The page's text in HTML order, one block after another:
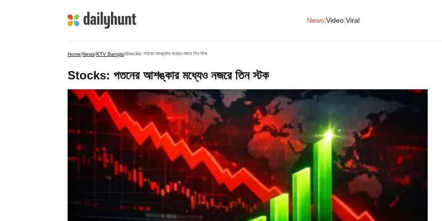
News Video Viral
Home/News/KTV Bangla/Stocks: পতনের আশঙ্কার মধ্যেও নজরে তিন স্টক
Stocks: পতনের আশঙ্কার মধ্যেও নজরে তিন স্টক